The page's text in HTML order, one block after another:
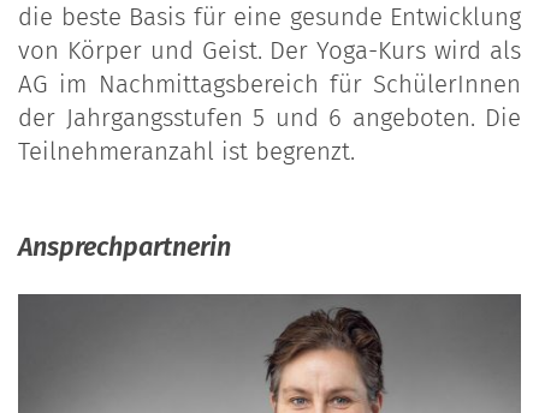
die beste Basis für eine gesunde Entwicklung
von Körper und Geist. Der Yoga-Kurs wird als
AG im Nachmittagsbereich für SchülerInnen
der Jahrgangsstufen 5 und 6 angeboten. Die
Teilnehmeranzahl ist begrenzt.
Ansprechpartnerin